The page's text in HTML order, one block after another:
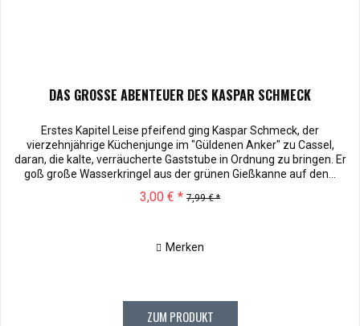
DAS GROSSE ABENTEUER DES KASPAR SCHMECK
Erstes Kapitel Leise pfeifend ging Kaspar Schmeck, der
vierzehnjährige Küchenjunge im "Güldenen Anker" zu Cassel,
daran, die kalte, verräucherte Gaststube in Ordnung zu bringen. Er
goß große Wasserkringel aus der grünen Gießkanne auf den...
3,00 € * 7,99 € *
Merken
ZUM PRODUKT